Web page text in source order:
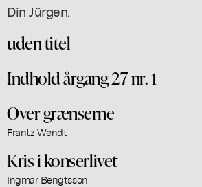
Din Jürgen.
uden titel
Indhold årgang 27 nr. 1
Over grænserne
Frantz Wendt
Kris i konserlivet
Ingmar Bengtsson